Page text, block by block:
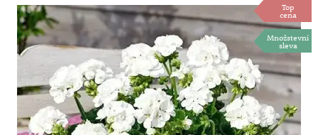
Top
cena
Množstevní
sleva